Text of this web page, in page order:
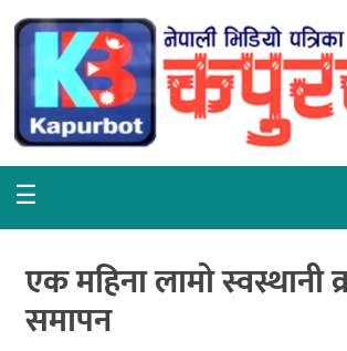
गृहपृष्ठ
समाचार
राजनीति
वरपर
शिक्षा
☰
एक महिना लामो
समापन